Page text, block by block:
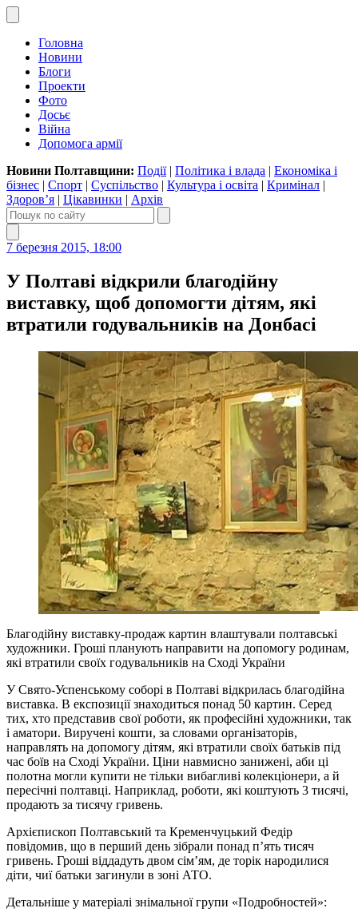
Головна
Новини
Блоги
Проекти
Фото
Досьє
Війна
Допомога армії
Новини Полтавщини: Події| Політика і влада | Економіка і
бізнес | Спорт | Суспільство | Культура і освіта | Кримінал |
Здоров’я | Цікавинки | Архів
7 березня 2015, 18:00
У Полтаві відкрили благодійну
виставку, щоб допомогти дітям, які
втратили годувальників на Донбасі
Благодійну виставку-продаж картин влаштували полтавські
художники. Гроші планують направити на допомогу родинам,
які втратили своїх годувальників на Сході України
У Свято-Успенському соборі в Полтаві відкрилась благодійна
виставка. В експозиції знаходиться понад 50 картин. Серед
тих, хто представив свої роботи, як професійні художники, так
і аматори. Виручені кошти, за словами організаторів,
направлять на допомогу дітям, які втратили своїх батьків під
час боїв на Сході України. Ціни навмисно занижені, аби ці
полотна могли купити не тільки вибагливі колекціонери, а й
пересічні полтавці. Наприклад, роботи, які коштують 3 тисячі,
продають за тисячу гривень.
Архієпископ Полтавський та Кременчуцький Федір
повідомив, що в перший день зібрали понад п’ять тисяч
гривень. Гроші віддадуть двом сім’ям, де торік народилися
діти, чиї батьки загинули в зоні АТО.
Детальніше у матеріалі знімальної групи «Подробностей»: